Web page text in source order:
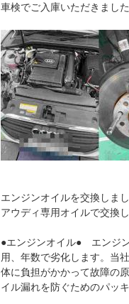
車検でご入庫いただきました
エンジンオイルを交換しまし
アウディ専用オイルで交換し
●エンジンオイル● エンジ
用、年数で劣化します。当
体に負担がかかって故障の
イル漏れを防ぐためのパッキ